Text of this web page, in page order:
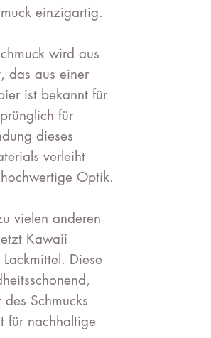
einzigartig.
wird aus
das aus einer
ist bekannt für
für
dieses
verleiht
Optik.
vielen anderen
Kawaii
Diese
Schmucks
für nachhaltige